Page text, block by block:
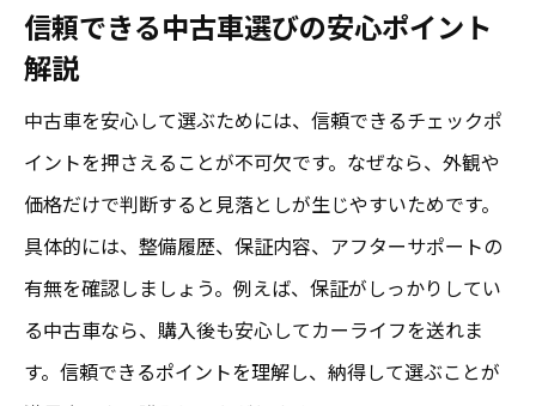
中古車の相場を知りお買い得を見極めるコ
次に押さえたい購入時の注意点
富里市で中古車購入時に重視すべきポイント
お買い得中古車を富里市で選ぶ安心のポイ
ント
地域密着店で安心できる中古車の買い方
信頼できる中古車選びの安心ポイント
解説
中古車を安心して選ぶためには、信頼できるチェックポ
イントを押さえることが不可欠です。なぜなら、外観や
価格だけで判断すると見落としが生じやすいためです。
具体的には、整備履歴、保証内容、アフターサポートの
有無を確認しましょう。例えば、保証がしっかりしてい
る中古車なら、購入後も安心してカーライフを送れま
す。信頼できるポイントを理解し、納得して選ぶことが